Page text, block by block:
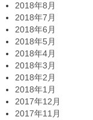
2018年8月
2018年7月
2018年6月
2018年5月
2018年4月
2018年3月
2018年2月
2018年1月
2017年12月
2017年11月